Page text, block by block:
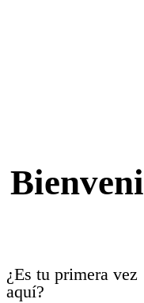
¿Es tu primera vez
aquí?